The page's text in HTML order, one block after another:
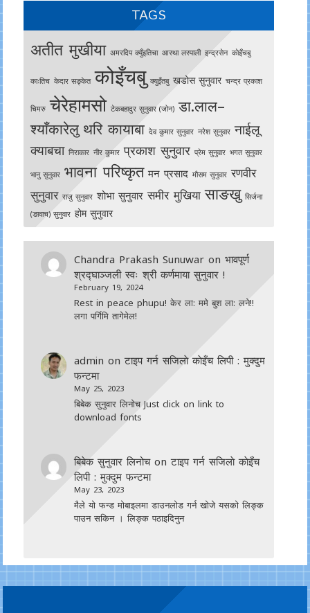
TAGS
अतीत मुखीया अमरदिप क्युँइतिचा आस्था लस्पाली इन्द्रसेन काेइँचबु
काःतिच केदार सङ्केत कोइँचबु क्युइँतबु खडोस सुनुवार चन्द्र प्रकाश
चिमरु चेरेहामसो टेकबहादुर सुनुवार (जोन) डा.लाल–
श्याँकारेलु थरि कायाबा देव कुमार सुनुवार नरेश सुनुवार नाईलू
क्याबचा निराकार नीर कुमार प्रकाश सुनुवार प्रेम सुनुवार भगत सुनुवार
भानु सुनुवार भावना परिष्कृत मन प्रसाद मौसम सुनुवार रणवीर
सुनुवार राजु सुनुवार शोभा सुनुवार समीर मुखिया साङखु सिर्जना
(ङावाच) सुनुवार होम सुनुवार
Chandra Prakash Sunuwar onभावपूर्ण
श्रद्घाञ्जली स्वः श्री कर्णमाया सुनुवार !
February 19, 2024
Rest in peace phupu! केर ला: ममे बुश ला: लने!!
लगा पर्गिमि तागेमेल!
admin onटाइप गर्न सजिलाे काेइँच लिपी : मुक्दुम
फन्टमा
May 25, 2023
बिबेक सुनुवार लिनोच Just click on link to
download fonts
बिबेक सुनुवार लिनोचonटाइप गर्न सजिलाे काेइँच
लिपी : मुक्दुम फन्टमा
May 23, 2023
मैले यो फन्ड मोबाइलमा डाउनल‍ोड गर्न खोजे यसको लिङ्क
पाउन सकिन । लिङ्क पठाइदिनुन